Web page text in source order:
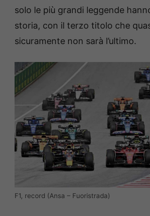
solo le più grandi leggende
storia, con il terzo titolo che
sicuramente non sarà l’ultimo.
F1, record (Ansa – Fuoristrada)